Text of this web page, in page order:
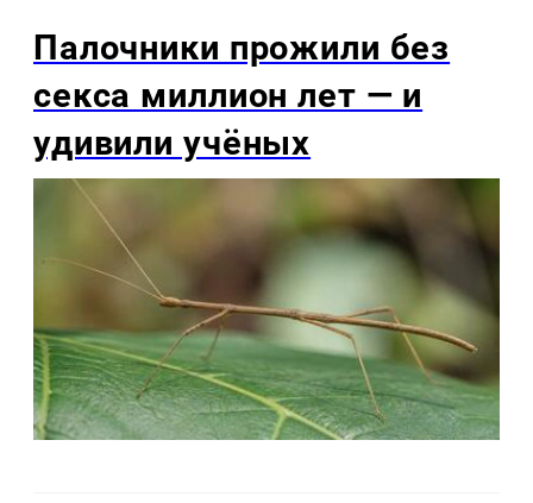
Палочники прожили без
секса миллион лет — и
удивили учёных